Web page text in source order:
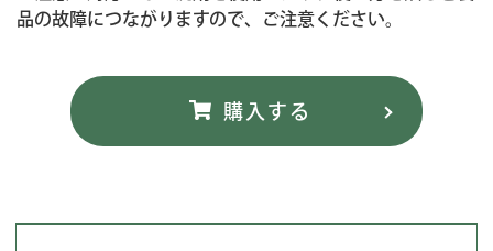
品の故障につながりますので、ご注意ください。